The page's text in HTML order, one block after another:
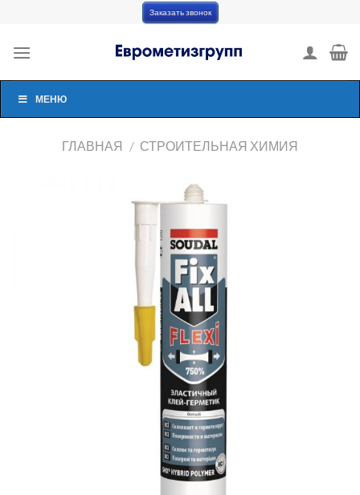
content
Заказать звонок
МЕНЮ
ГЛАВНАЯ / СТРОИТЕЛЬНАЯ ХИМИЯ